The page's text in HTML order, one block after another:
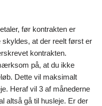
før kontrakten er
skyldes, at der reelt først er
kontrakten.
på, at du ikke
Dette vil maksimalt
Heraf vil 3 af månederne
altså gå til husleje. Er der